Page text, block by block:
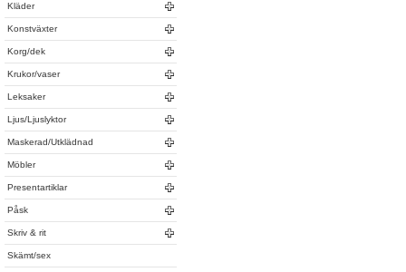
Kläder
Konstväxter
Korg/dek
Krukor/vaser
Leksaker
Ljus/Ljuslyktor
Maskerad/Utklädnad
Möbler
Presentartiklar
Påsk
Skriv & rit
Skämt/sex